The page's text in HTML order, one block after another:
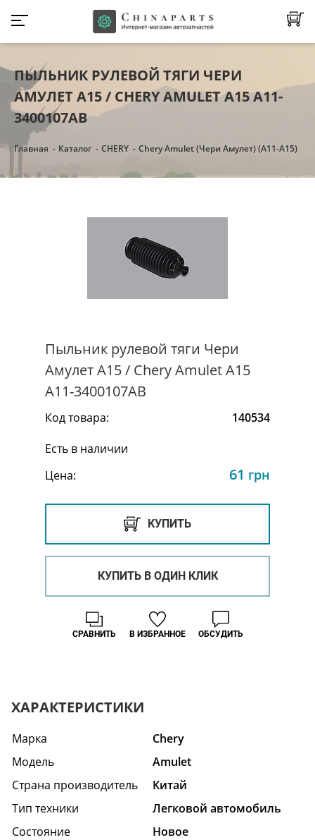
ПЫЛЬНИК РУЛЕВОЙ ТЯГИ ЧЕРИ
АМУЛЕТ А15 / CHERY AMULET A15 A11-
3400107AB
Главная Каталог CHERY Chery Amulet (Чери Амулет) (А11-А15)
Пыльник рулевой тяги Чери
Амулет А15 / Chery Amulet A15
A11-3400107AB
Код товара:
140534
Есть в наличии
Цена:
61 грн
КУПИТЬ
КУПИТЬ В ОДИН КЛИК
В ИЗБРАННОЕ
СРАВНИТЬ ОБСУДИТЬ
ХАРАКТЕРИСТИКИ
Марка
Chery
Модель
Amulet
Страна производитель
Китай
Тип техники
Легковой автомобиль
Состояние
Hовое